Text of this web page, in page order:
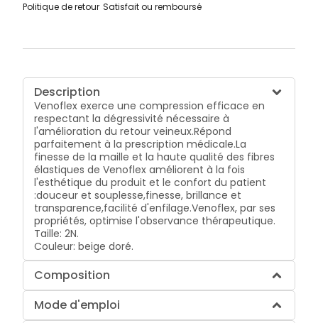
Politique de retour Satisfait ou remboursé
Description
Venoflex exerce une compression efficace en
respectant la dégressivité nécessaire à
l'amélioration du retour veineux.Répond
parfaitement à la prescription médicale.La
finesse de la maille et la haute qualité des fibres
élastiques de Venoflex améliorent à la fois
l'esthétique du produit et le confort du patient
:douceur et souplesse,finesse, brillance et
transparence,facilité d'enfilage.Venoflex, par ses
propriétés, optimise l'observance thérapeutique.
Taille: 2N.
Couleur: beige doré.
Composition
Mode d'emploi